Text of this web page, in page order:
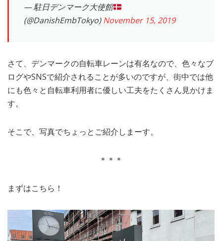
— 駐日デンマーク大使館
(@DanishEmbTokyo)November 15, 2019
さて、デンマークの自転車レーンは有名なので、色々なブ
ログやSNSで紹介されることが多いのですが、街中では他
にも色々と自転車利用者に優しい工夫をたくさん見かけま
す。
そこで、写真でちょっとご紹介しまーす。
＊＊＊
まずはこちら！